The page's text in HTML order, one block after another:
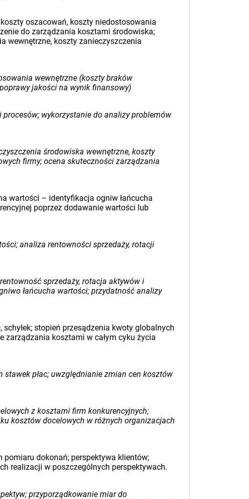
oszacowań, koszty niedostosowania
do zarządzania kosztami środowiska;
wewnętrzne, koszty zanieczyszczenia
wewnętrzne (koszty braków
jakości na wynik finansowy)
wykorzystanie do analizy problemów
środowiska wewnętrzne, koszty
firmy; ocena skuteczności zarządzania
wartości – identyfikacja ogniw łańcucha
poprzez dodawanie wartości lub
analiza rentowności sprzedaży, rotacji
sprzedaży, rotacja aktywów i
łańcucha wartości; przydatność analizy
stopień przesądzenia kwoty globalnych
zarządzania kosztami w całym cyku życia
płac; uwzględnianie zmian cen kosztów
z kosztami firm konkurencyjnych;
kosztów docelowych w różnych organizacjach
dokonań; perspektywa klientów;
realizacji w poszczególnych perspektywach.
przyporządkowanie miar do